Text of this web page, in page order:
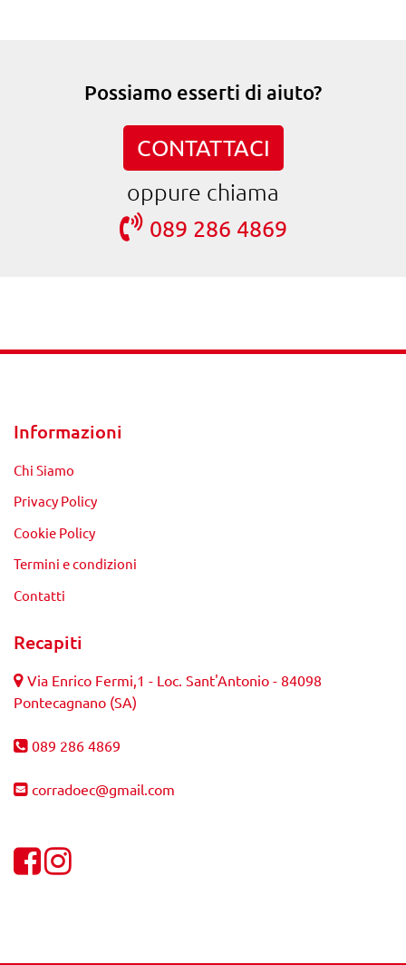
Possiamo esserti di aiuto?
CONTATTACI
oppure chiama
089 286 4869
Informazioni
Chi Siamo
Privacy Policy
Cookie Policy
Termini e condizioni
Contatti
Recapiti
Via Enrico Fermi,1 - Loc. Sant'Antonio - 84098
Pontecagnano (SA)
089 286 4869
corradoec@gmail.com
Visualizza la nostra pagina Facebook
Visualizza il nostro profilo Instagram